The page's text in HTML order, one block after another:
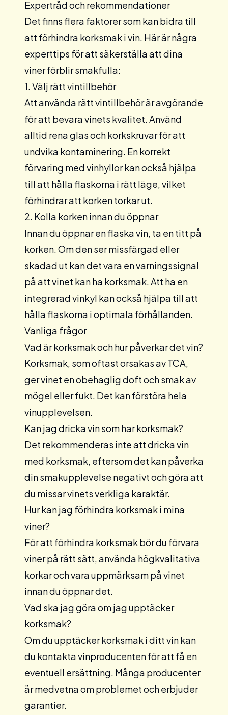
Expertråd och rekommendationer
Det finns flera faktorer som kan bidra till
att förhindra korksmak i vin. Här är några
experttips för att säkerställa att dina
viner förblir smakfulla:
1. Välj rätt vintillbehör
Att använda rättvintillbehörär avgörande
för att bevara vinets kvalitet. Använd
alltid rena glas och korkskruvar för att
undvika kontaminering. En korrekt
förvaring medvinhyllorkan också hjälpa
till att hålla flaskorna i rätt läge, vilket
förhindrar att korken torkar ut.
2. Kolla korken innan du öppnar
Innan du öppnar en flaska vin, ta en titt på
korken. Om den ser missfärgad eller
skadad ut kan det vara en varningssignal
på att vinet kan ha korksmak. Att ha en
integreradvinkyl kan också hjälpa till att
hålla flaskorna i optimala förhållanden.
Vanliga frågor
Vad är korksmak och hur påverkar det vin?
Korksmak, som oftast orsakas av TCA,
ger vinet en obehaglig doft och smak av
mögel eller fukt. Det kan förstöra hela
vinupplevelsen.
Kan jag dricka vin som har korksmak?
Det rekommenderas inte att dricka vin
med korksmak, eftersom det kan påverka
din smakupplevelse negativt och göra att
du missar vinets verkliga karaktär.
Hur kan jag förhindra korksmak i mina
viner?
För att förhindra korksmak bör du förvara
viner på rätt sätt, använda högkvalitativa
korkar och vara uppmärksam på vinet
innan du öppnar det.
Vad ska jag göra om jag upptäcker
korksmak?
Om du upptäcker korksmak i ditt vin kan
du kontakta vinproducenten för att få en
eventuell ersättning. Många producenter
är medvetna om problemet och erbjuder
garantier.